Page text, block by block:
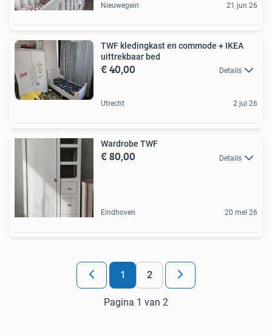
Nieuwegein 21 jun 26
TWF kledingkast en commode + IKEA
uittrekbaar bed
€ 40,00 Details
Utrecht 2 jul 26
Wardrobe TWF
€ 80,00 Details
Eindhoven 20 mei 26
1 2
Pagina 1 van 2